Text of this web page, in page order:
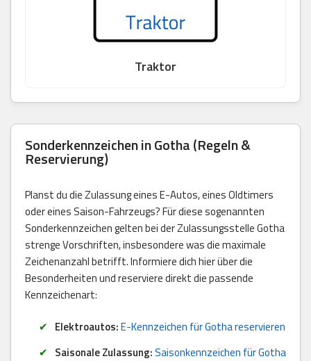
Traktor
Sonderkennzeichen in Gotha (Regeln &
Reservierung)
Planst du die Zulassung eines E-Autos, eines Oldtimers
oder eines Saison-Fahrzeugs? Für diese sogenannten
Sonderkennzeichen gelten bei der Zulassungsstelle Gotha
strenge Vorschriften, insbesondere was die maximale
Zeichenanzahl betrifft. Informiere dich hier über die
Besonderheiten und reserviere direkt die passende
Kennzeichenart:
Elektroautos:E-Kennzeichen für Gotha reservieren
Saisonale Zulassung:Saisonkennzeichen für Gotha